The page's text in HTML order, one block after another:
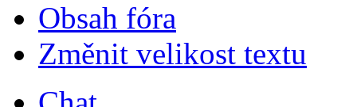
Obsah fóra
Změnit velikost textu